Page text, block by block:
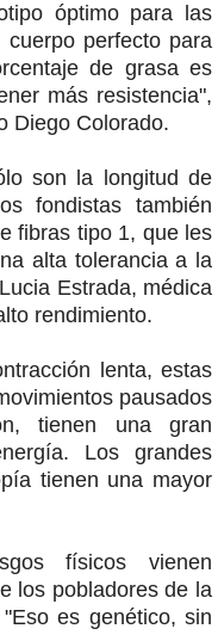
óptimo para las
perfecto para
de grasa es
más resistencia",
Diego Colorado.
son la longitud de
fondistas también
fibras tipo 1, que les
alta tolerancia a la
Estrada, médica
rendimiento.
lenta, estas
pausados
tienen una gran
Los grandes
tienen una mayor
físicos vienen
los pobladores de la
es genético, sin